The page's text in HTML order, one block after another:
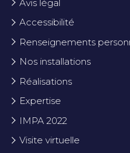
Avis légal
Accessibilité
Renseignements
Nos installations
Réalisations
Expertise
IMPA 2022
Visite virtuelle